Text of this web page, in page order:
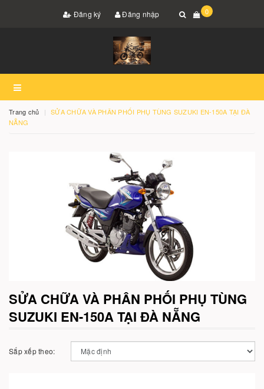
Đăng ký Đăng nhập 0
Trang chủ
SỬA CHỮA VÀ PHÂN PHỐI PHỤ TÙNG SUZUKI EN-150A TẠI ĐÀ
NẴNG
SỬA CHỮA VÀ PHÂN PHỐI PHỤ TÙNG
SUZUKI EN-150A TẠI ĐÀ NẴNG
Sắp xếp theo: